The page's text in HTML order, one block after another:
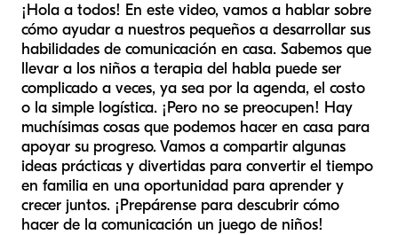
¡Hola a todos! En este video, vamos a hablar sobre
cómo ayudar a nuestros pequeños a desarrollar sus
habilidades de comunicación en casa. Sabemos que
llevar a los niños a terapia del habla puede ser
complicado a veces, ya sea por la agenda, el costo
o la simple logística. ¡Pero no se preocupen! Hay
muchísimas cosas que podemos hacer en casa para
apoyar su progreso. Vamos a compartir algunas
ideas prácticas y divertidas para convertir el tiempo
en familia en una oportunidad para aprender y
crecer juntos. ¡Prepárense para descubrir cómo
hacer de la comunicación un juego de niños!